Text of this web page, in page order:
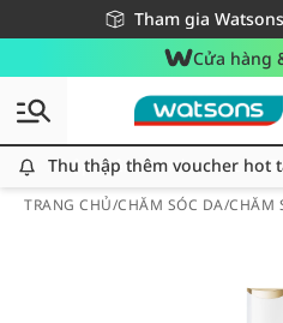
Tham gia
Miễn phí giao hàng
Giao hàng nhanh 24h - Áp
Cửa hàng
Thu thập thêm voucher hot
TRANG CHỦ/CHĂM SÓC DA/CHĂM